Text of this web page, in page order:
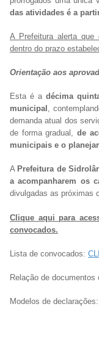
das atividades é a
A Prefeitura alerta que
dentro do prazo
Orientação aos
Esta é a décima
municipal ,
demanda atual dos
de forma gradual, de
municipais e o
A Prefeitura de
a acompanharem os
divulgadas as próximas
Clique aqui para
convocados.
Lista de convocados:
Relação de documentos
Modelos de declarações: